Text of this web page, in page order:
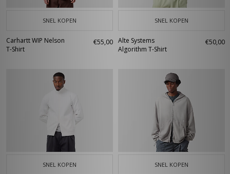
SNEL KOPEN
Carhartt WIP Nelson
T-Shirt
€55,00
SNEL KOPEN
Alte Systems
Algorithm T-Shirt
€50,00
SNEL KOPEN SNEL KOPEN